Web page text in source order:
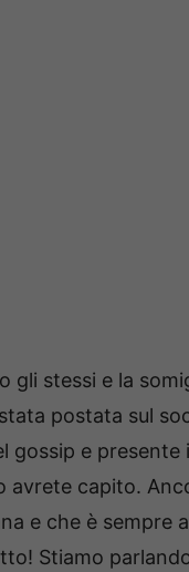
gli stessi e la
postata sul
gossip e
avrete capito.
e che è sempre
Stiamo